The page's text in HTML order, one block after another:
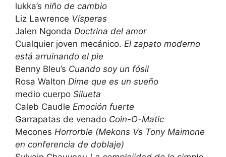
lukka’s niño de cambio
Liz Lawrence Vísperas
Jalen Ngonda Doctrina del amor
Cualquier joven mecánico. El zapato moderno
está arruinando el pie
Benny Bleu’s Cuando soy un fósil
Rosa Walton Dime que es un sueño
medio cuerpo Silueta
Caleb Caudle Emoción fuerte
Garrapatas de venado Coin-O-Matic
Mecones Horrorble (Mekons Vs Tony Maimone
en conferencia de doblaje)